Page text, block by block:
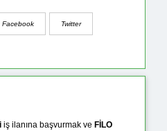
Facebook Twitter
iş ilanına başvurmak ve FİLO